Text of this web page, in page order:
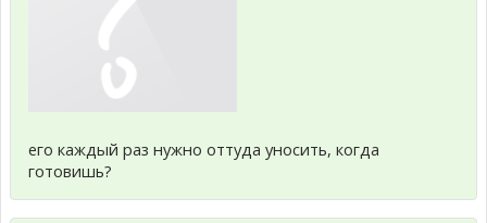
его каждый раз нужно оттуда уносить, когда
готовишь?